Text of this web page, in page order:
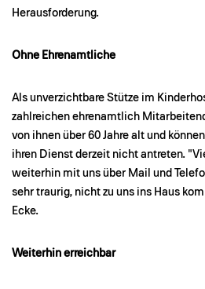
Herausforderung.
Ohne Ehrenamtliche
Als unverzichtbare Stütze im
zahlreichen ehrenamtlich
von ihnen über 60 Jahre alt und
ihren Dienst derzeit nicht antreten.
weiterhin mit uns über Mail und
sehr traurig, nicht zu uns ins Haus
Ecke.
Weiterhin erreichbar